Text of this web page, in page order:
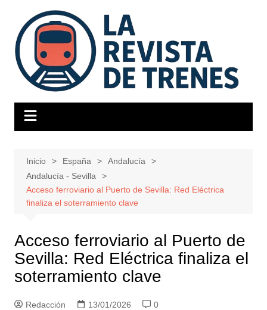
contenido
Inicio España
Andalucía
Andalucía - Sevilla
Acceso ferroviario al Puerto de Sevilla: Red Eléctrica
finaliza el soterramiento clave
Acceso ferroviario al Puerto de
Sevilla: Red Eléctrica finaliza el
soterramiento clave
Redacción 13/01/2026
0